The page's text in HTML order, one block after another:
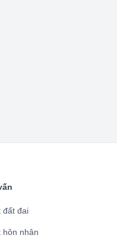
đất đai
hôn nhân